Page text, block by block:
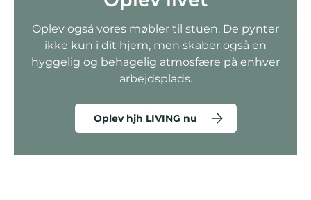
Oplev også vores møbler til stuen. De pynter
ikke kun i dit hjem, men skaber også en
hyggelig og behagelig atmosfære på enhver
arbejdsplads.
Oplev hjh LIVING nu